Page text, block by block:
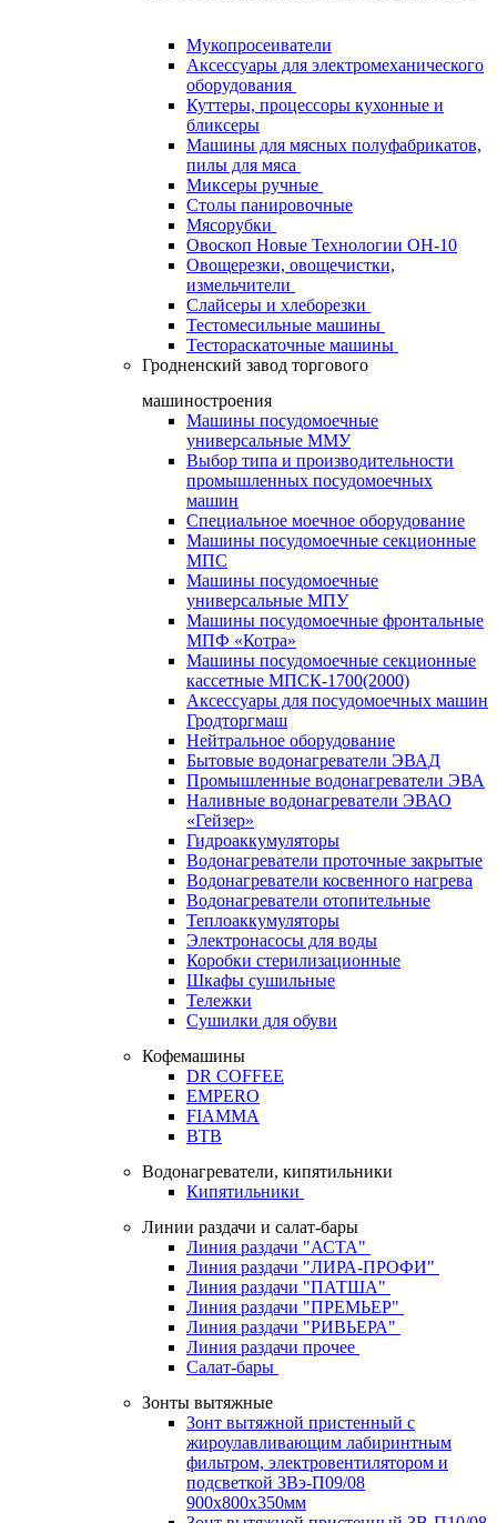
Мукопросеиватели
Аксессуары для электромеханического
оборудования
Куттеры, процессоры кухонные и
бликсеры
Машины для мясных полуфабрикатов,
пилы для мяса
Миксеры ручные
Столы панировочные
Мясорубки
Овоскоп Новые Технологии ОН-10
Овощерезки, овощечистки,
измельчители
Слайсеры и хлеборезки
Тестомесильные машины
Тестораскаточные машины
Гродненский завод торгового
машиностроения
Машины посудомоечные
универсальные ММУ
Выбор типа и производительности
промышленных посудомоечных
машин
Специальное моечное оборудование
Машины посудомоечные секционные
МПС
Машины посудомоечные
универсальные МПУ
Машины посудомоечные фронтальные
МПФ «Котра»
Машины посудомоечные секционные
кассетные МПСК-1700(2000)
Аксессуары для посудомоечных машин
Гродторгмаш
Нейтральное оборудование
Бытовые водонагреватели ЭВАД
Промышленные водонагреватели ЭВА
Наливные водонагреватели ЭВАО
«Гейзер»
Гидроаккумуляторы
Водонагреватели проточные закрытые
Водонагреватели косвенного нагрева
Водонагреватели отопительные
Теплоаккумуляторы
Электронасосы для воды
Коробки стерилизационные
Шкафы сушильные
Тележки
Сушилки для обуви
Кофемашины
DR COFFEE
EMPERO
FIAMMA
BTB
Водонагреватели, кипятильники
Кипятильники
Линии раздачи и салат-бары
Линия раздачи "АСТА"
Линия раздачи "ЛИРА-ПРОФИ"
Линия раздачи "ПАТША"
Линия раздачи "ПРЕМЬЕР"
Линия раздачи "РИВЬЕРА"
Линия раздачи прочее
Салат-бары
Зонты вытяжные
Зонт вытяжной пристенный с
жироулавливающим лабиринтным
фильтром, электровентилятором и
подсветкой ЗВэ-П09/08
900х800х350мм